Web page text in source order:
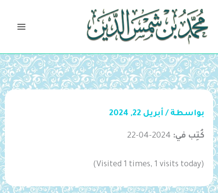
تخطي
المحتوى
بواسطة / أبريل 22, 2024
كُتِب في: 2024-04-22
(Visited 1 times, 1 visits today)